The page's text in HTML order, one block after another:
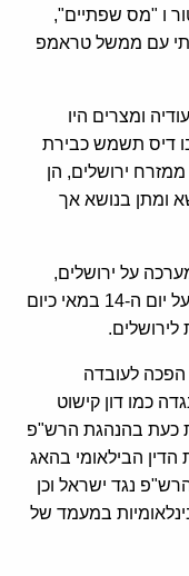
ו "מס שפתיים",
עם ממשל טראמפ
ומצרים היו
דיס תשמש כבירת
ירושלים, הן
ומתן בנושא אך
על ירושלים,
אפילו תנועת חמאס עקפה אותו והכריזה על יום ה-14 במאי כיום
הפכה לעובדה
כמו דון קישוט
כעת בהנהגת הרש"פ
הדין הבילאומי בהאג
נגד ישראל וכן
במעמד של